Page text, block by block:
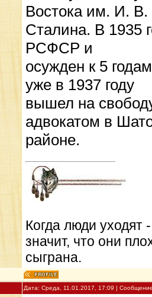
Востока им. И. В.
Сталина. В 1935
РСФСР и
осужден к 5
уже в 1937 году
вышел на
адвокатом в
районе.
Когда люди уходят
значит, что они
сыграна.
Дата: Среда, 11.01.2017, 17:09 |